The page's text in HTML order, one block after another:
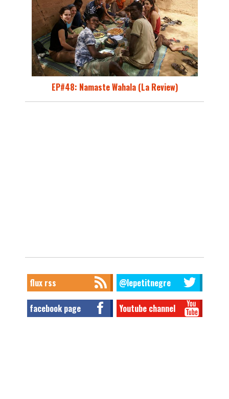
EP#48: Namaste Wahala (La Review)
flux rss @lepetitnegre
facebook page Youtube channel